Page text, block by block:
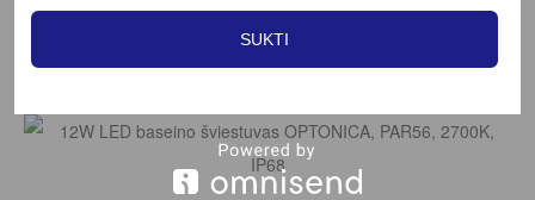
Filter
SUKTI